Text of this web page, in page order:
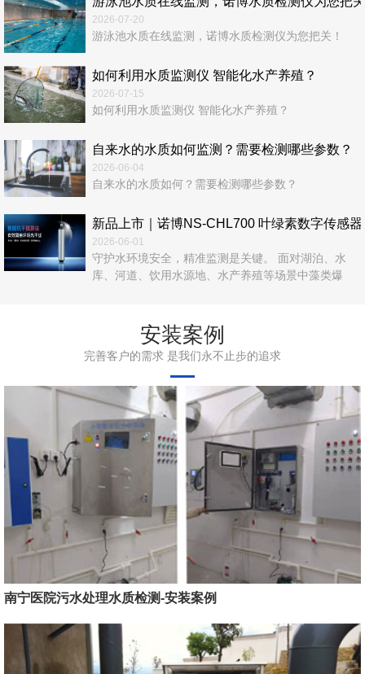
琐、耗时长、易产生二次污染，难以满足实时、在
线、连续、无人值守的现代监测需求。 诺博仪器全
监测...
2026-07-20
游泳池水质在线监测，诺博水质检测仪为您把关！
如何利用水质监测仪 智能化水产养殖？
2026-07-15
如何利用水质监测仪 智能化水产养殖？
自来水的水质如何监测？需要检测哪些参数？
2026-06-04
自来水的水质如何？需要检测哪些参数？
新品上市｜诺博NS‑CHL700 叶绿素数字传感
2026-06-01
守护水环境安全，精准监测是关键。 面对湖泊、水
库、河道、饮用水源地、水产养殖等场景中藻类爆
时在线管控需求。 诺博仪器自主研发，NS‑CHL700
叶绿素数字传感器正式上市！以光学荧光法为核心，
无试剂、无污染、高精度、易集成，为水体叶绿素a在
线监测提供一站式解决方案。 ...
安装案例
完善客户的需求 是我们永不止步的追求
南宁医院污水处理水质检测-安装案例